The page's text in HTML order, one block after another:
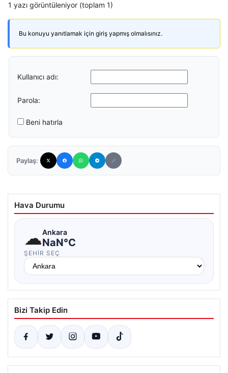
1 yazı görüntüleniyor (toplam 1)
Bu konuyu yanıtlamak için giriş yapmış olmalısınız.
Kullanıcı adı:
Parola:
Beni hatırla
Paylaş:
Hava Durumu
☁Ankara
NaN°C
ŞEHIR SEÇ
Bizi Takip Edin